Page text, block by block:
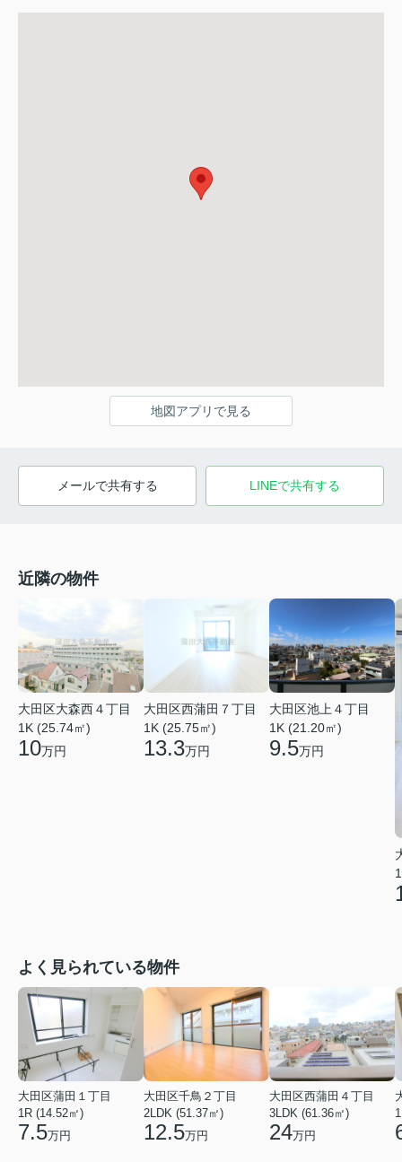
地図アプリで見る
メールで共有する LINEで共有する
近隣の物件
大田区大森西４丁目
1K (25.74㎡)
10万円
大田区西蒲田７丁目
1K (25.75㎡)
13.3万円
大田区池上４丁目
1K (21.20㎡)
9.5万円
よく見られている物件
大田区蒲田１丁目
1R (14.52㎡)
7.5万円
大田区千鳥２丁目
2LDK (51.37㎡)
12.5万円
大田区西蒲田４丁目
3LDK (61.36㎡)
24万円